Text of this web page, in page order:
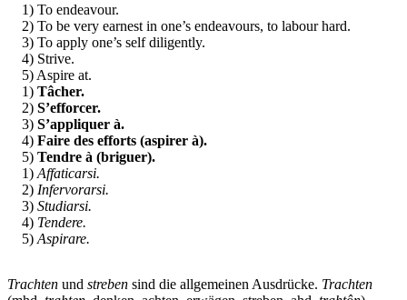
1) To endeavour.
2) To be very earnest in one’s endeavours, to labour hard.
3) To apply one’s self diligently.
4) Strive.
5) Aspire at.
1) Tâcher.
2) S’efforcer.
3) S’appliquer à.
4) Faire des efforts (aspirer à).
5) Tendre à (briguer).
1) Affaticarsi.
2) Infervorarsi.
3) Studiarsi.
4) Tendere.
5) Aspirare.
Trachten und streben sind die allgemeinen Ausdrücke. Trachten